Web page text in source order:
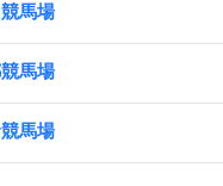
馬場
馬場
馬場